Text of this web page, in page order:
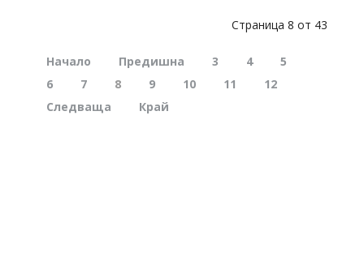
Страница 8 от 43
Начало Предишна 3 4
5
6
7 8 9 10 11
12
Следваща
Край